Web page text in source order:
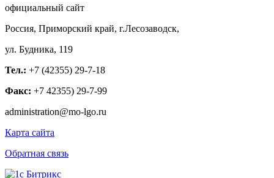
официальный сайт
Россия, Приморский край, г.Лесозаводск,
ул. Будника, 119
Тел.: +7 (42355) 29-7-18
Факс: +7 42355) 29-7-99
administration@mo-lgo.ru
Карта сайта
Обратная связь